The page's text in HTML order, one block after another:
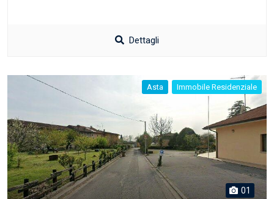
Dettagli
Asta Immobile Residenziale
01